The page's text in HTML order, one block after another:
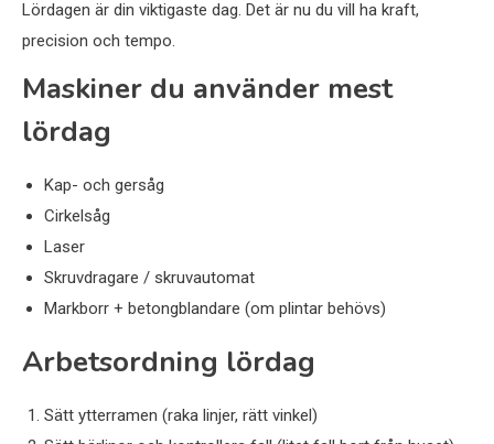
Lördagen är din viktigaste dag. Det är nu du vill ha kraft,
precision och tempo.
Maskiner du använder mest
lördag
Kap- och gersåg
Cirkelsåg
Laser
Skruvdragare / skruvautomat
Markborr + betongblandare (om plintar behövs)
Arbetsordning lördag
Sätt ytterramen (raka linjer, rätt vinkel)